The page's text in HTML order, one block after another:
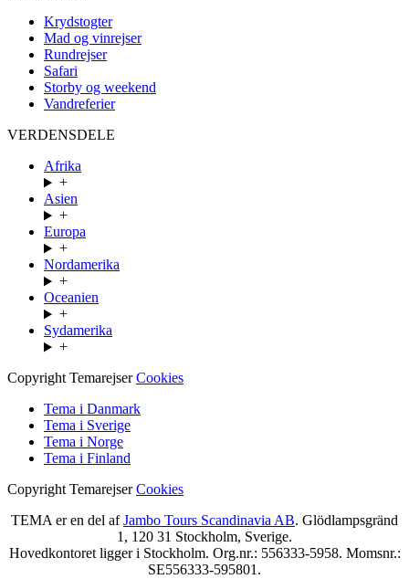
Krydstogter
Mad og vinrejser
Rundrejser
Safari
Storby og weekend
Vandreferier
VERDENSDELE
Afrika
+
Asien
+
Europa
+
Nordamerika
+
Oceanien
+
Sydamerika
+
Copyright TemarejserCookies
Tema i Danmark
Tema i Sverige
Tema i Norge
Tema i Finland
Copyright TemarejserCookies
TEMA er en del afJambo Tours Scandinavia AB. Glödlampsgränd
1, 120 31 Stockholm, Sverige.
Hovedkontoret ligger i Stockholm. Org.nr.: 556333-5958. Momsnr.:
SE556333-595801.